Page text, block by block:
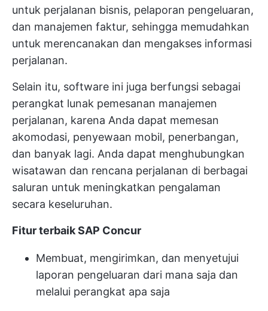
untuk perjalanan bisnis, pelaporan pengeluaran,
dan manajemen faktur, sehingga memudahkan
untuk merencanakan dan mengakses informasi
perjalanan.
Selain itu, software ini juga berfungsi sebagai
perangkat lunak pemesanan manajemen
perjalanan, karena Anda dapat memesan
akomodasi, penyewaan mobil, penerbangan,
dan banyak lagi. Anda dapat menghubungkan
wisatawan dan rencana perjalanan di berbagai
saluran untuk meningkatkan pengalaman
secara keseluruhan.
Fitur terbaik SAP Concur
Membuat, mengirimkan, dan menyetujui
laporan pengeluaran dari mana saja dan
melalui perangkat apa saja